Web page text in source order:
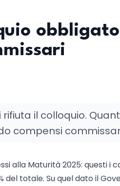
il colloquio.
compensi
alla Maturità 2025: questi i
del totale. Su quel dato il